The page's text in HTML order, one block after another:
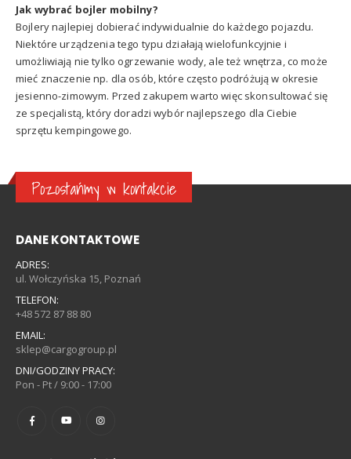
Jak wybrać bojler mobilny?
Bojlery najlepiej dobierać indywidualnie do każdego pojazdu.
Niektóre urządzenia tego typu działają wielofunkcyjnie i
umożliwiają nie tylko ogrzewanie wody, ale też wnętrza, co może
mieć znaczenie np. dla osób, które często podróżują w okresie
jesienno-zimowym. Przed zakupem warto więc skonsultować się
ze specjalistą, który doradzi wybór najlepszego dla Ciebie
sprzętu kempingowego.
Pozostańmy w kontakcie
DANE KONTAKTOWE
ADRES:
ul. Wołczyńska 15, Poznań
TELEFON:
+48 572 87 88 80
EMAIL:
sklep@cargogroup.pl
DNI/GODZINY PRACY:
Pon - Pt / 9:00 - 17:00